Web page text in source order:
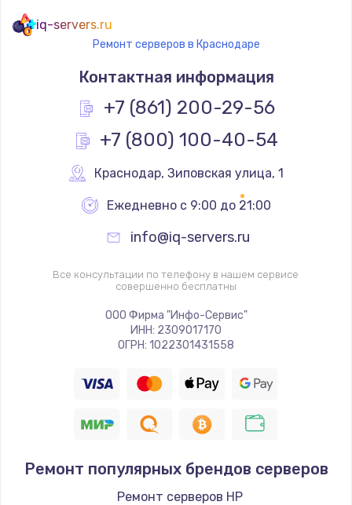
Замена системы охлаждения
1790 руб.
Заказать
Замена термопасты
Замена шлейфа матрицы
890 руб.
Заказать
Замена экрана
1120 руб.
2885 руб.
Восстановление данных
iq-servers.ru
Ремонт серверов в Краснодаре
Контактная информация
+7 (861) 200-29-56
+7 (800) 100-40-54
Краснодар, Зиповская улица, 1
Ежедневно с 9:00 до 21:00
info@iq-servers.ru
Все консультации по телефону в нашем сервисе
совершенно бесплатны
ООО Фирма "Инфо-Сервис"
ИНН: 2309017170
ОГРН: 1022301431558
Ремонт популярных брендов серверов
Ремонт серверов HP